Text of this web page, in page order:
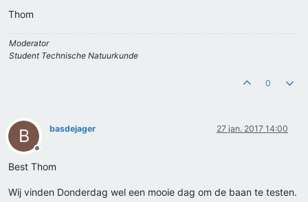
Thom
Moderator
Student Technische Natuurkunde
0
B
Offline
basdejager 27 jan. 2017 14:00
Best Thom
Wij vinden Donderdag wel een mooie dag om de baan te testen.